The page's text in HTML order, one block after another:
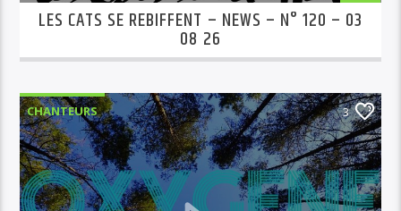
LES CATS SE REBIFFENT – NEWS – N° 120 – 03
08 26
CHANTEURS 3